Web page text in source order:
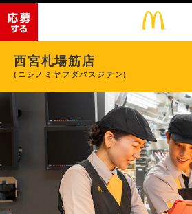
西宮札場筋店
(ニシノミヤフダバスジテン)